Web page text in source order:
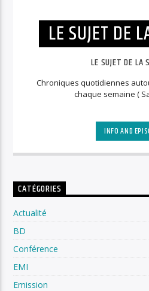
LE SUJET DE
LE SUJET DE LA
Chroniques quotidiennes
chaque semaine (
INFO AND
CATÉGORIES
Actualité
BD
Conférence
EMI
Emission